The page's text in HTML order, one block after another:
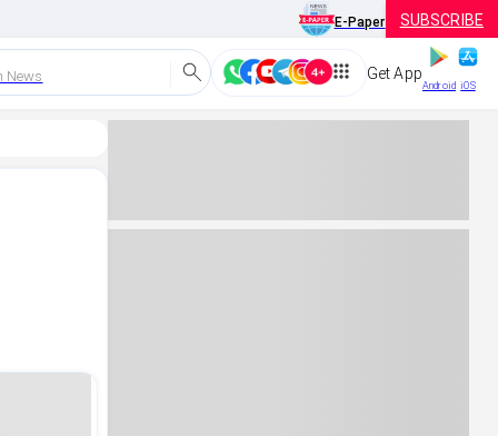
E-Paper SUBSCRIBE
News Get App
Android iOS